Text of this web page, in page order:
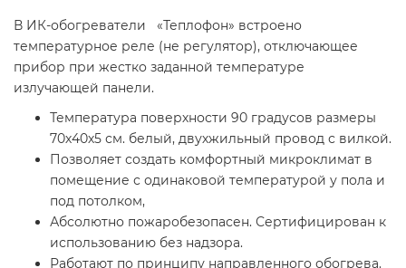
В ИК-обогреватели «Теплофон» встроено
температурное реле (не регулятор), отключающее
прибор при жестко заданной температуре
излучающей панели.
Температура поверхности 90 градусов размеры
70х40х5 см. белый, двухжильный провод с вилкой.
Позволяет создать комфортный микроклимат в
помещение с одинаковой температурой у пола и
под потолком,
Абсолютно пожаробезопасен. Сертифицирован к
использованию без надзора.
Работают по принципу направленного обогрева.